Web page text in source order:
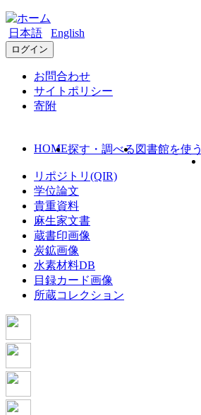
日本語 English
ログイン
お問合わせ
サイトポリシー
寄附
HOME探す・調べる 図書館を使う
リポジトリ(QIR)
学位論文
貴重資料
麻生家文書
蔵書印画像
炭鉱画像
水素材料DB
目録カード画像
所蔵コレクション